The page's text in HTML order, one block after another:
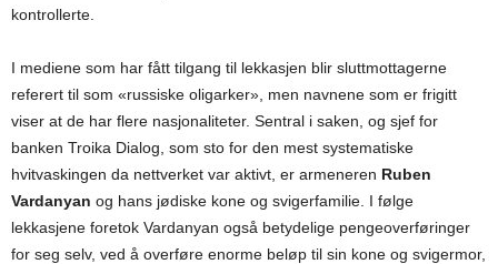
kontrollerte.
I mediene som har fått tilgang til lekkasjen blir sluttmottagerne
referert til som «russiske oligarker», men navnene som er frigitt
viser at de har flere nasjonaliteter. Sentral i saken, og sjef for
banken Troika Dialog, som sto for den mest systematiske
hvitvaskingen da nettverket var aktivt, er armeneren Ruben
Vardanyan og hans jødiske kone og svigerfamilie. I følge
lekkasjene foretok Vardanyan også betydelige pengeoverføringer
for seg selv, ved å overføre enorme beløp til sin kone og svigermor,